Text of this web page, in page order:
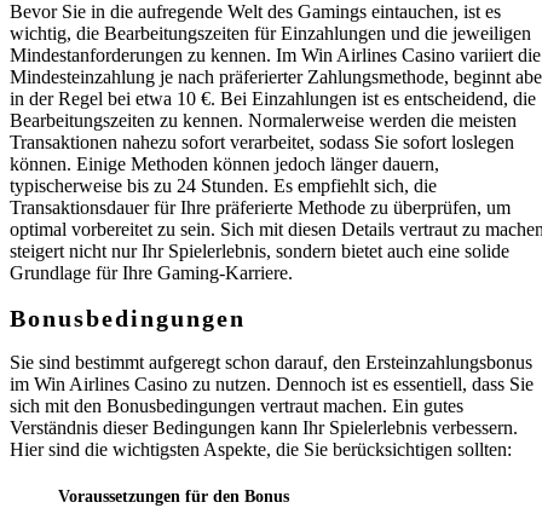
Bevor Sie in die aufregende Welt des Gamings eintauchen, ist es
wichtig, die Bearbeitungszeiten für Einzahlungen und die jeweiligen
Mindestanforderungen zu kennen. Im Win Airlines Casino variiert die
Mindesteinzahlung je nach präferierter Zahlungsmethode, beginnt
in der Regel bei etwa 10 €. Bei Einzahlungen ist es entscheidend, die
Bearbeitungszeiten zu kennen. Normalerweise werden die meisten
Transaktionen nahezu sofort verarbeitet, sodass Sie sofort loslegen
können. Einige Methoden können jedoch länger dauern,
typischerweise bis zu 24 Stunden. Es empfiehlt sich, die
Transaktionsdauer für Ihre präferierte Methode zu überprüfen, um
optimal vorbereitet zu sein. Sich mit diesen Details vertraut zu
steigert nicht nur Ihr Spielerlebnis, sondern bietet auch eine solide
Grundlage für Ihre Gaming-Karriere.
Bonusbedingungen
Sie sind bestimmt aufgeregt schon darauf, den Ersteinzahlungsbonus
im Win Airlines Casino zu nutzen. Dennoch ist es essentiell, dass Sie
sich mit den Bonusbedingungen vertraut machen. Ein gutes
Verständnis dieser Bedingungen kann Ihr Spielerlebnis verbessern.
Hier sind die wichtigsten Aspekte, die Sie berücksichtigen sollten:
Voraussetzungen für den Bonus